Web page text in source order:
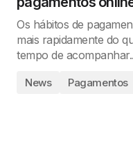
Os hábitos de
mais rapidamente do
tempo de
News Pagamentos